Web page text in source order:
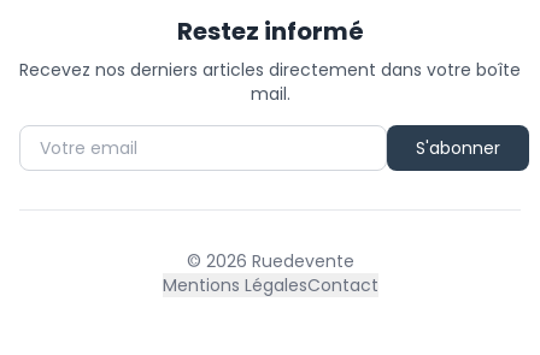
Restez informé
Recevez nos derniers articles directement dans votre boîte
mail.
S'abonner
© 2026 Ruedevente
Mentions LégalesContact